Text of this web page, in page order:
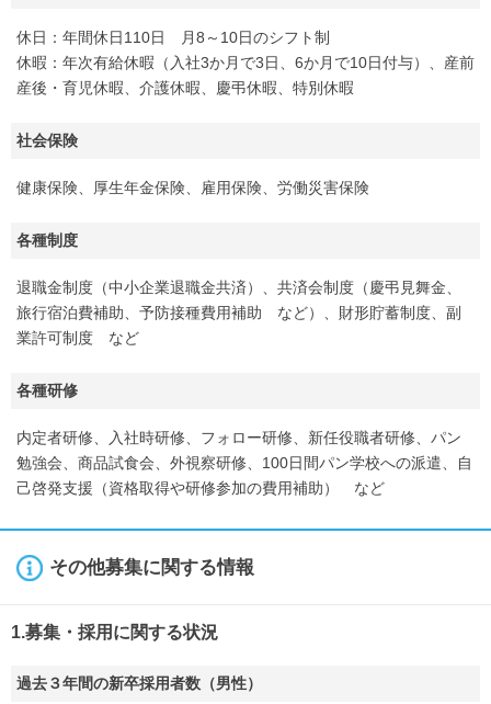
休日：年間休日110日 月8～10日のシフト制
休暇：年次有給休暇（入社3か月で3日、6か月で10日付与）、産前
産後・育児休暇、介護休暇、慶弔休暇、特別休暇
社会保険
健康保険、厚生年金保険、雇用保険、労働災害保険
各種制度
退職金制度（中小企業退職金共済）、共済会制度（慶弔見舞金、
旅行宿泊費補助、予防接種費用補助 など）、財形貯蓄制度、副
業許可制度 など
各種研修
内定者研修、入社時研修、フォロー研修、新任役職者研修、パン
勉強会、商品試食会、外視察研修、100日間パン学校への派遣、自
己啓発支援（資格取得や研修参加の費用補助） など
その他募集に関する情報
1.募集・採用に関する状況
過去３年間の新卒採用者数（男性）